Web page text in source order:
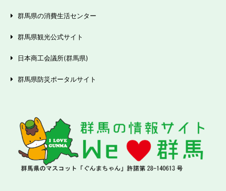
群馬県の消費生活センター
群馬県観光公式サイト
日本商工会議所(群馬県)
群馬県防災ポータルサイト